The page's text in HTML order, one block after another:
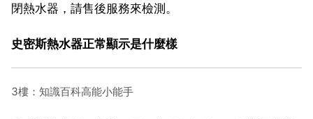
閉熱水器，請售後服務來檢測。
史密斯熱水器正常顯示是什麼樣
3樓：知識百科高能小能手